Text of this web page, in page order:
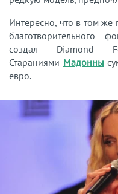
Интересно, что в том же
благотворительного
создал Diamond
Стараниями Мадонны
евро.